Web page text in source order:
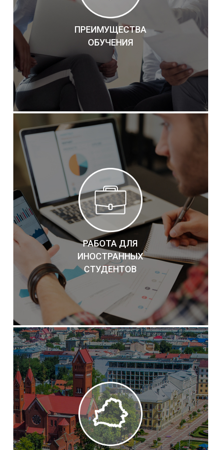
ПРЕИМУЩЕСТВА
ОБУЧЕНИЯ
РАБОТА ДЛЯ
ИНОСТРАННЫХ
СТУДЕНТОВ